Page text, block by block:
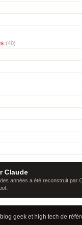
(40)
Claude
années a été reconstruit par
geek et high tech de